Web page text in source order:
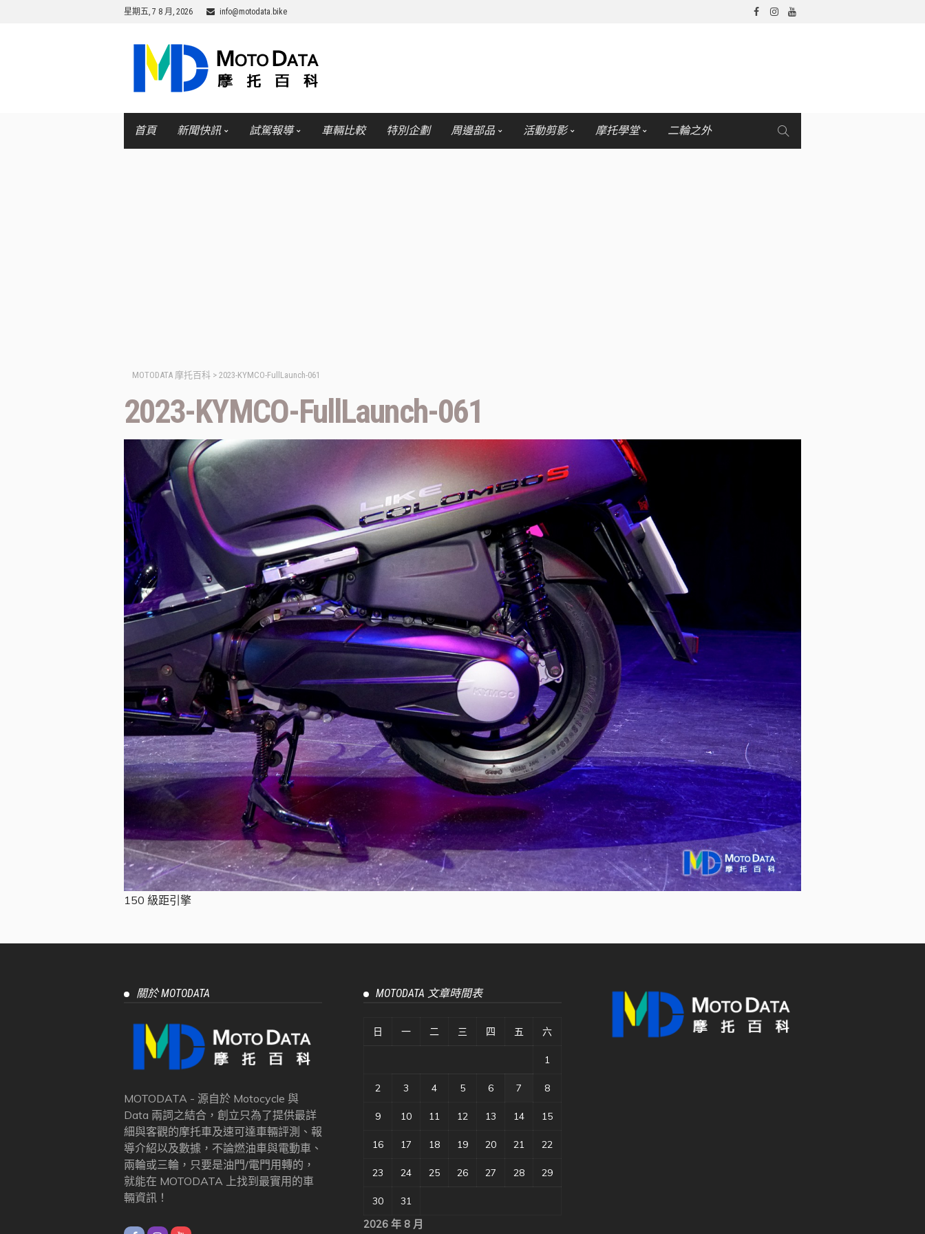
星期五, 7 8 月, 2026 info@motodata.bike
首頁 新聞快訊 試駕報導 車輛比較 特別企劃 周邊部品 活動剪影 摩托學堂 二輪之外
MOTODATA 摩托百科 > 2023-KYMCO-FullLaunch-061
2023-KYMCO-FullLaunch-061
150 級距引擎
關於 MOTODATA
MOTODATA - 源自於 Motocycle 與
Data 兩詞之結合，創立只為了提供最詳
細與客觀的摩托車及速可達車輛評測、報
導介紹以及數據，不論燃油車與電動車、
兩輪或三輪，只要是油門/電門用轉的，
就能在 MOTODATA 上找到最實用的車
輛資訊！
MOTODATA 文章時間表
2026 年 8 月
日 一 二 三 四 五 六
1
2 3 4 5 6 7 8
9 10 11 12 13 14 15
16 17 18 19 20 21 22
23 24 25 26 27 28 29
30 31